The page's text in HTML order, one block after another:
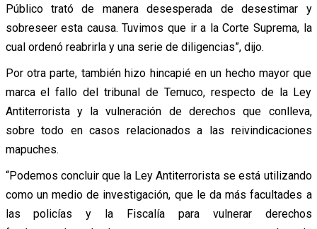
Público trató de manera desesperada de desestimar y
sobreseer esta causa. Tuvimos que ir a la Corte Suprema, la
cual ordenó reabrirla y una serie de diligencias”, dijo.
Por otra parte, también hizo hincapié en un hecho mayor que
marca el fallo del tribunal de Temuco, respecto de la Ley
Antiterrorista y la vulneración de derechos que conlleva,
sobre todo en casos relacionados a las reivindicaciones
mapuches.
“Podemos concluir que la Ley Antiterrorista se está utilizando
como un medio de investigación, que le da más facultades a
las policías y la Fiscalía para vulnerar derechos